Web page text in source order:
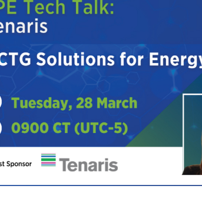
CERTIFICACIONES QHSE